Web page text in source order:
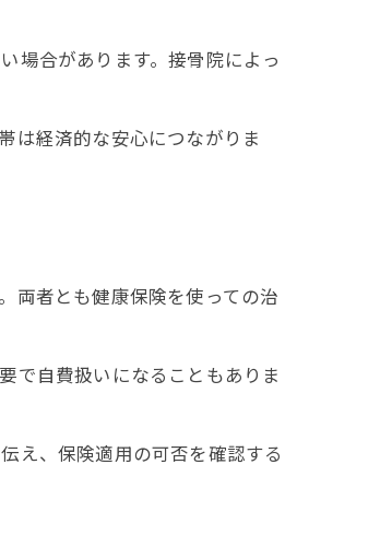
場合があります。接骨院によっ
は経済的な安心につながりま
両者とも健康保険を使っての治
で自費扱いになることもありま
え、保険適用の可否を確認する